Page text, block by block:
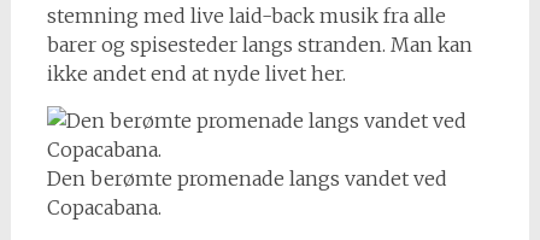
stemning med live laid-back musik fra alle
barer og spisesteder langs stranden. Man kan
ikke andet end at nyde livet her.
Den berømte promenade langs vandet ved
Copacabana.